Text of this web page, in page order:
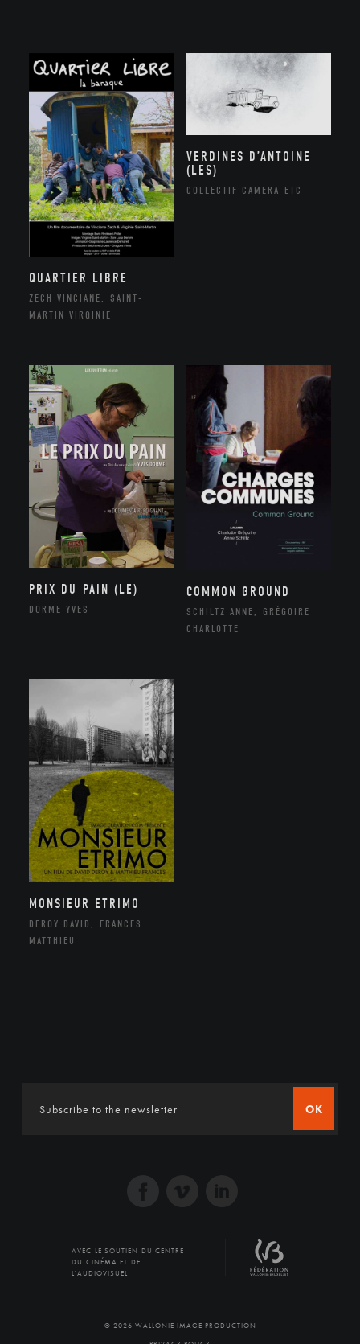
QUARTIER LIBRE
ZECH VINCIANE, SAINT-
MARTIN VIRGINIE
VERDINES D’ANTOINE
(LES)
COLLECTIF CAMERA-ETC
PRIX DU PAIN (LE)
DORME YVES
COMMON GROUND
SCHILTZ ANNE, GRÉGOIRE
CHARLOTTE
MONSIEUR ETRIMO
DEROY DAVID, FRANCES
MATTHIEU
OK
AVEC LE SOUTIEN DU CENTRE
DU CINÉMA ET DE
L'AUDIOVISUEL
© 2026 WALLONIE IMAGE PRODUCTION